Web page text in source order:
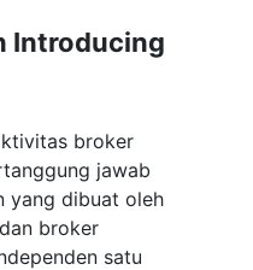
Introducing
broker
jawab
yang dibuat oleh
broker
satu